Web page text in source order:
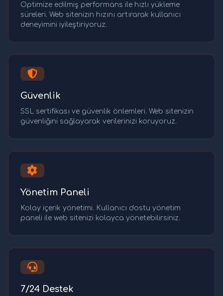
Optimize edilmiş performans ile hızlı yükleme
süreleri. Web sitenizin hızını artırarak kullanıcı
deneyimini iyileştiriyoruz.
Güvenlik
SSL sertifikası ve güvenlik önlemleri. Web sitenizin
güvenliğini sağlayarak verilerinizi koruyoruz.
Yönetim Paneli
Kolay içerik yönetimi. Kullanıcı dostu yönetim
paneli ile web sitenizi kolayca yönetebilirsiniz.
7/24 Destek